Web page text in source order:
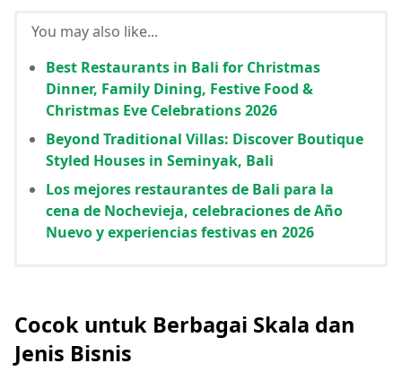
You may also like...
Best Restaurants in Bali for Christmas
Dinner, Family Dining, Festive Food &
Christmas Eve Celebrations 2026
Beyond Traditional Villas: Discover Boutique
Styled Houses in Seminyak, Bali
Los mejores restaurantes de Bali para la
cena de Nochevieja, celebraciones de Año
Nuevo y experiencias festivas en 2026
Cocok untuk Berbagai Skala dan
Jenis Bisnis